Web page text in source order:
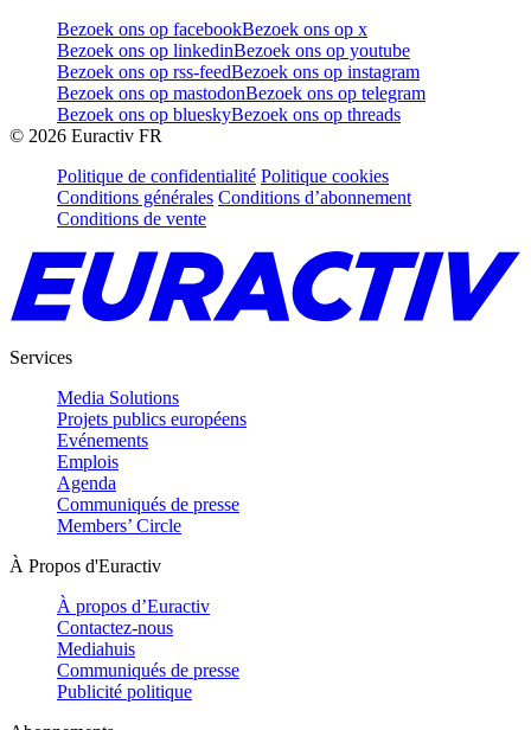
Bezoek ons op facebookBezoek ons op x
Bezoek ons op linkedinBezoek ons op youtube
Bezoek ons op rss-feedBezoek ons op instagram
Bezoek ons op mastodonBezoek ons op telegram
Bezoek ons op blueskyBezoek ons op threads
© 2026 Euractiv FR
Politique de confidentialité Politique cookies
Conditions générales Conditions d’abonnement
Conditions de vente
Services
Media Solutions
Projets publics européens
Evénements
Emplois
Agenda
Communiqués de presse
Members’ Circle
À Propos d'Euractiv
À propos d’Euractiv
Contactez-nous
Mediahuis
Communiqués de presse
Publicité politique